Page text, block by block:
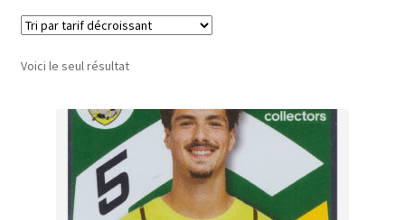
Validation de la commande
Voici le seul résultat